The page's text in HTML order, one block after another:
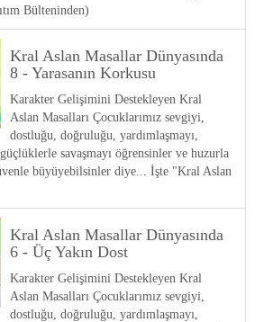
Bülteninden)
Kral Aslan Masallar Dünyasında
8 - Yarasanın Korkusu
Karakter Gelişimini Destekleyen Kral
Aslan Masalları Çocuklarımız sevgiyi,
dostluğu, doğruluğu, yardımlaşmayı,
güçlüklerle savaşmayı öğrensinler ve huzurla
büyüyebilsinler diye... İşte "Kral Aslan
Kral Aslan Masallar Dünyasında
6 - Üç Yakın Dost
Karakter Gelişimini Destekleyen Kral
Aslan Masalları Çocuklarımız sevgiyi,
dostluğu, doğruluğu, yardımlaşmayı,